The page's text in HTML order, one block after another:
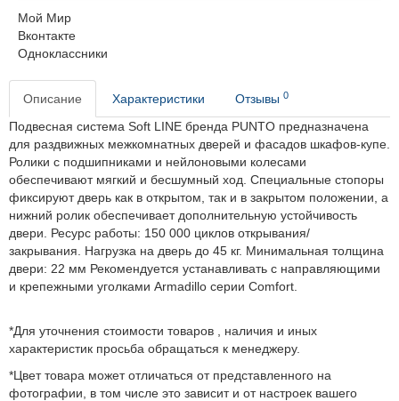
Мой Мир
Вконтакте
Одноклассники
Описание Характеристики Отзывы 0
Подвесная система Soft LINE бренда PUNTO предназначена
для раздвижных межкомнатных дверей и фасадов шкафов-купе.
Ролики с подшипниками и нейлоновыми колесами
обеспечивают мягкий и бесшумный ход. Специальные стопоры
фиксируют дверь как в открытом, так и в закрытом положении, а
нижний ролик обеспечивает дополнительную устойчивость
двери. Ресурс работы: 150 000 циклов открывания/
закрывания. Нагрузка на дверь до 45 кг. Минимальная толщина
двери: 22 мм Рекомендуется устанавливать с направляющими
и крепежными уголками Armadillo серии Comfort.
*Для уточнения стоимости товаров , наличия и иных
характеристик просьба обращаться к менеджеру.
*Цвет товара может отличаться от представленного на
фотографии, в том числе это зависит и от настроек вашего